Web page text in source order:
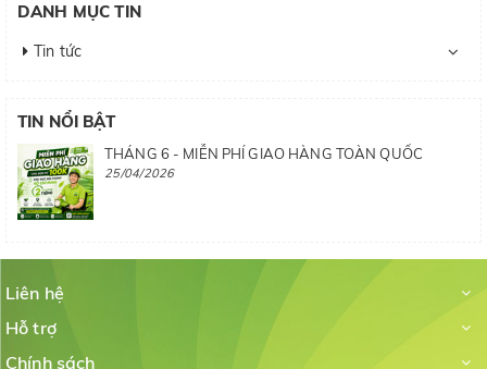
DANH MỤC TIN
Tin tức
TIN NỔI BẬT
THÁNG 6 - MIỄN PHÍ GIAO HÀNG TOÀN QUỐC
25/04/2026
Liên hệ
Hỗ trợ
Chính sách